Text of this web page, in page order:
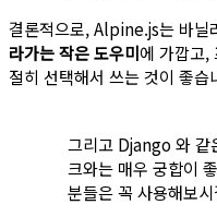
결론적으로, Alpine.js는 바닐
라가는 작은 도우미에 가깝고,
절히 선택해서 쓰는 것이 좋습
그리고 Django 와 같
크와는 매우 궁합이
분들은 꼭 사용해보